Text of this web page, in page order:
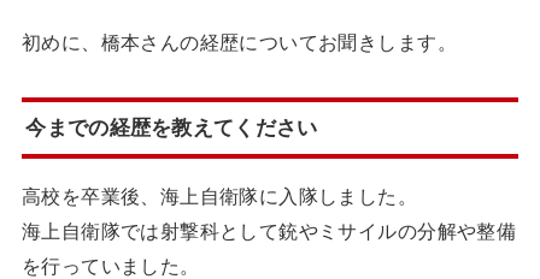
初めに、橋本さんの経歴についてお聞きします。
今までの経歴を教えてください
高校を卒業後、海上自衛隊に入隊しました。
海上自衛隊では射撃科として銃やミサイルの分解や整備
を行っていました。